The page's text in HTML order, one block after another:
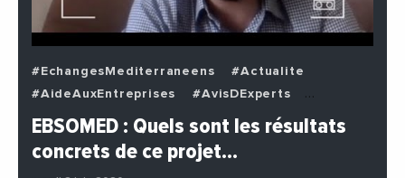
#EchangesMediterraneens
#Actualite
#AideAuxEntreprises
#AvisDExperts
#BuzzNews
#Decideurs
#Entreprises
#Institutions
EBSOMED : Quels sont les résultats
concrets de ce projet…